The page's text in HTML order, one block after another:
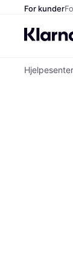
For kunder
Hjelpesenter